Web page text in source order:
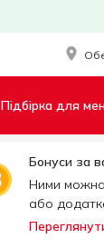
Підбірка для
Бонуси за
Ними можна
або